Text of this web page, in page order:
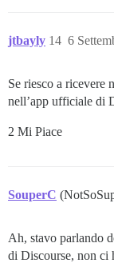
jtbayly 6
14
Se riesco a ricevere
nell’app ufficiale di
2 Mi Piace
SouperC
Ah, stavo parlando
di Discourse, non ci